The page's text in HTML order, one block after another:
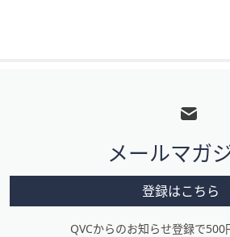
メ
ニ
メールマガ
登録はこちら
QVCからのお知らせ登録で500